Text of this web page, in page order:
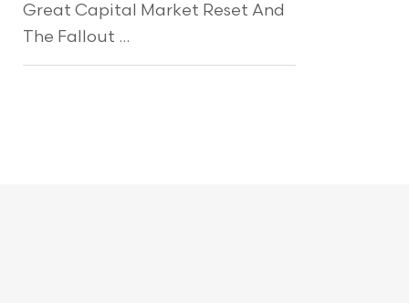
Great Capital Market Reset And
The Fallout ...